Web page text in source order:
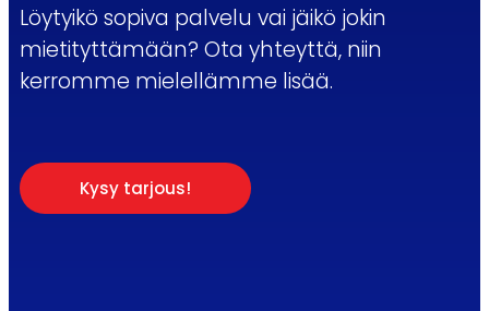
Löytyikö sopiva palvelu vai jäikö jokin
mietityttämään? Ota yhteyttä, niin
kerromme mielellämme lisää.
Kysy tarjous!